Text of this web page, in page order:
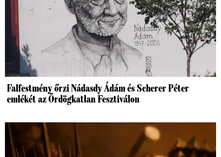
Falfestmény őrzi Nádasdy Ádám és Scherer Péter
emlékét az Ördögkatlan Fesztiválon